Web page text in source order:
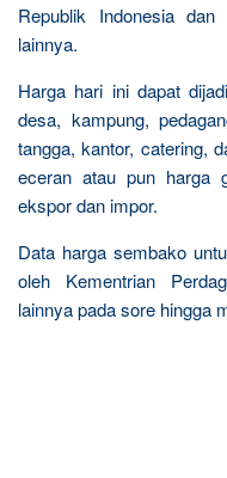
Republik Indonesia
lainnya.
Harga hari ini dapat
desa, kampung,
tangga, kantor, catering,
eceran atau pun harga
ekspor dan impor.
Data harga sembako
oleh Kementrian
lainnya pada sore hingga